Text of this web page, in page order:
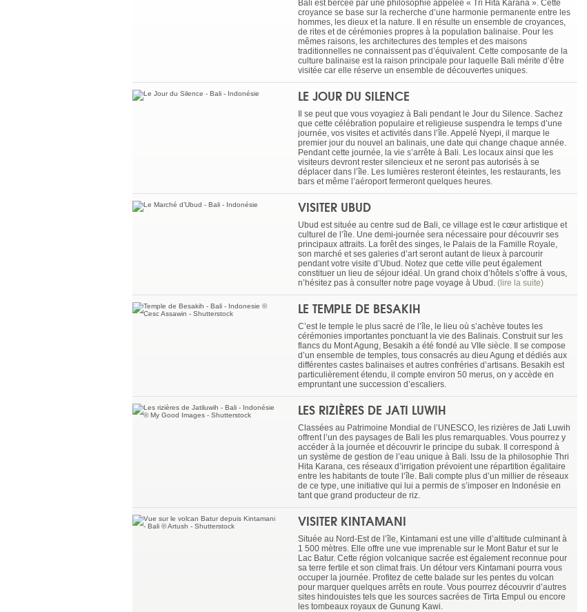
Bali est bercée par une philosophie appelée « Tri Hita Karana ». Cette
croyance se base sur la recherche d’une harmonie permanente entre les
hommes, les dieux et la nature. Il en résulte un ensemble de croyances,
de rites et de cérémonies propres à la population balinaise. Pour les
mêmes raisons, les architectures des temples et des maisons
traditionnelles ne connaissent pas d’équivalent. Cette composante de la
culture balinaise est la raison principale pour laquelle Bali mérite d’être
visitée car elle réserve un ensemble de découvertes uniques.
LE JOUR DU SILENCE
Il se peut que vous voyagiez à Bali pendant le Jour du Silence. Sachez
que cette célébration populaire et religieuse suspendra le temps d’une
journée, vos visites et activités dans l’île. Appelé Nyepi, il marque le
premier jour du nouvel an balinais, une date qui change chaque année.
Pendant cette journée, la vie s’arrête à Bali. Les locaux ainsi que les
visiteurs devront rester silencieux et ne seront pas autorisés à se
déplacer dans l’île. Les lumières resteront éteintes, les restaurants, les
bars et même l’aéroport fermeront quelques heures.
VISITER UBUD
Ubud est située au centre sud de Bali, ce village est le cœur artistique et
culturel de l’île. Une demi-journée sera nécessaire pour découvrir ses
principaux attraits. La forêt des singes, le Palais de la Famille Royale,
son marché et ses galeries d’art seront autant de lieux à parcourir
pendant votre visite d’Ubud. Notez que cette ville peut également
constituer un lieu de séjour idéal. Un grand choix d’hôtels s’offre à vous,
n’hésitez pas à consulter notre page voyage à Ubud. (lire la suite)
LE TEMPLE DE BESAKIH
C’est le temple le plus sacré de l’île, le lieu où s’achève toutes les
cérémonies importantes ponctuant la vie des Balinais. Construit sur les
flancs du Mont Agung, Besakih a été fondé au VIIe siècle. Il se compose
d’un ensemble de temples, tous consacrés au dieu Agung et dédiés aux
différentes castes balinaises et autres confréries d’artisans. Besakih est
particulièrement étendu, il compte environ 50 merus, on y accède en
empruntant une succession d’escaliers.
LES RIZIÈRES DE JATI LUWIH
Classées au Patrimoine Mondial de l’UNESCO, les rizières de Jati Luwih
offrent l’un des paysages de Bali les plus remarquables. Vous pourrez y
accéder à la journée et découvrir le principe du subak. Il correspond à
un système de gestion de l’eau unique à Bali. Issu de la philosophie Thri
Hita Karana, ces réseaux d’irrigation prévoient une répartition égalitaire
entre les habitants de toute l’île. Bali compte plus d’un millier de réseaux
de ce type, une initiative qui lui a permis de s’imposer en Indonésie en
tant que grand producteur de riz.
VISITER KINTAMANI
Située au Nord-Est de l’île, Kintamani est une ville d’altitude culminant à
1 500 mètres. Elle offre une vue imprenable sur le Mont Batur et sur le
Lac Batur. Cette région volcanique sacrée est également reconnue pour
sa terre fertile et son climat frais. Un détour vers Kintamani pourra vous
occuper la journée. Profitez de cette balade sur les pentes du volcan
pour marquer quelques arrêts en route. Vous pourrez découvrir d’autres
sites hindouistes tels que les sources sacrées de Tirta Empul ou encore
les tombeaux royaux de Gunung Kawi.